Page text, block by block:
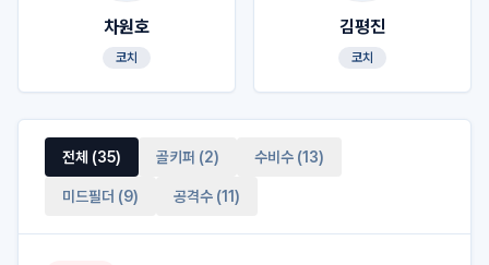
차원호
코치
김평진
코치
전체 (35) 골키퍼 (2) 수비수 (13)
미드필더 (9) 공격수 (11)